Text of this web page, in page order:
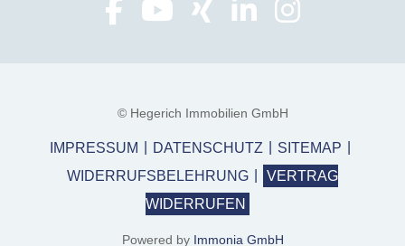
© Hegerich Immobilien GmbH
IMPRESSUM DATENSCHUTZ
SITEMAP
WIDERRUFSBELEHRUNG
VERTRAG
WIDERRUFEN
Powered by Immonia GmbH